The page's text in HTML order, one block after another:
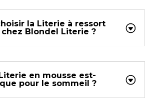
la Literie à ressort
Blondel Literie ?
en mousse est-
pour le sommeil ?